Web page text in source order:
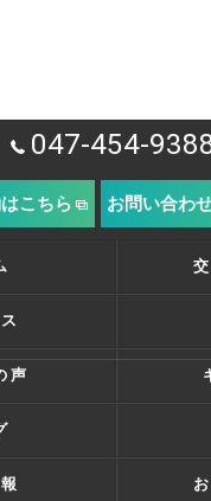
047-454-
こちら お問い合わ
声